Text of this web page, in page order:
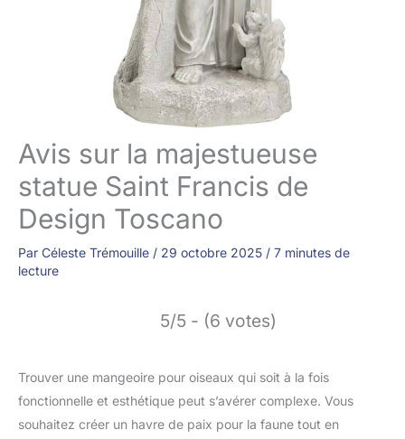
Avis sur la majestueuse
statue Saint Francis de
Design Toscano
Par Céleste Trémouille / 29 octobre 2025 / 7 minutes de
lecture
5/5 - (6 votes)
Trouver une mangeoire pour oiseaux qui soit à la fois
fonctionnelle et esthétique peut s’avérer complexe. Vous
souhaitez créer un havre de paix pour la faune tout en